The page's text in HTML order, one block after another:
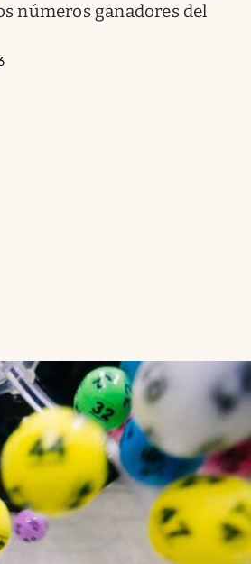
números ganadores del